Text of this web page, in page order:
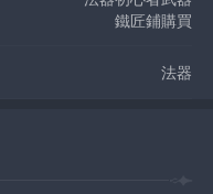
鐵匠鋪購買
法器